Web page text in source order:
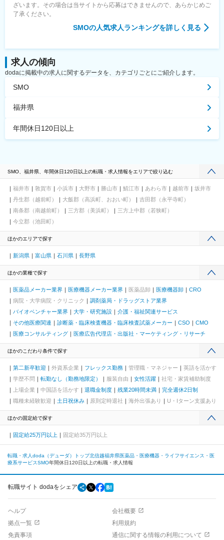
ざいます。その場合は当サイトから応募はできませんので、あらかじめご
了承ください。
SMOの人気求人ランキングを詳しく見る
求人の傾向
dodaに掲載中の求人に関するデータを、カテゴリごとにご紹介します。
SMO
福井県
年間休日120日以上
SMO、福井県、年間休日120日以上の転職・求人情報をエリアで絞り込む
福井市 敦賀市 小浜市 大野市 勝山市 鯖江市 あわら市 越前市
坂井市
丹生郡（越前町）
大飯郡（高浜町、おおい町）
吉田郡（永平寺町）
南条郡（南越前町）
三方郡（美浜町）
三方上中郡（若狭町）
今立郡（池田町）
ほかのエリアで探す
新潟県 富山県 石川県 長野県
ほかの業種で探す
医薬品メーカー業界 医療機器メーカー業界 医薬品卸 医療機器卸
CRO
病院・大学病院・クリニック
調剤薬局・ドラッグストア業界
バイオベンチャー業界
大学・研究施設
介護・福祉関連サービス
その他医療関連
診断薬・臨床検査機器・臨床検査試薬メーカー CSO
CMO
医療コンサルティング
医療広告代理店・出版社・マーケティング・リサーチ
ほかのこだわり条件で探す
第二新卒歓迎 外資系企業 フレックス勤務 管理職・マネジャー
英語を活かす
学歴不問
転勤なし（勤務地限定） 服装自由 女性活躍
社宅・家賃補助制度
上場企業
中国語を活かす 退職金制度 残業20時間未満
完全週休2日制
職種未経験歓迎
土日祝休み 原則定時退社 海外出張あり U・Iターン支援あり
ほかの固定給で探す
固定給25万円以上 固定給35万円以上
転職・求人doda（デューダ）トップ北信越福井県医薬品・医療機器・ライフサイエンス・医
療系サービスSMO年間休日120日以上の転職・求人情報
転職サイト dodaをシェア
ヘルプ
会社概要
拠点一覧
利用規約
免責事項
通信に関する情報の利用について